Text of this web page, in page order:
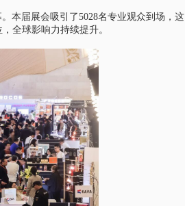
本届展会吸引了5028名专业观众到场，这
全球影响力持续提升。